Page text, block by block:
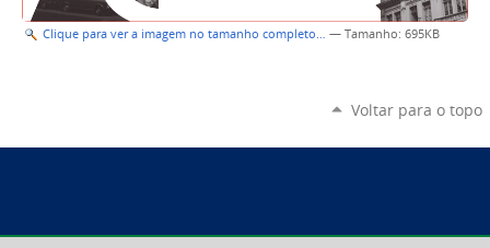
Clique para ver a imagem no tamanho completo… — Tamanho: 695KB
Voltar para o topo